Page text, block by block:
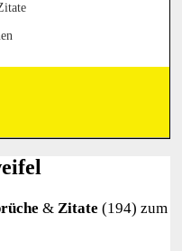
&Zitate (194) zum